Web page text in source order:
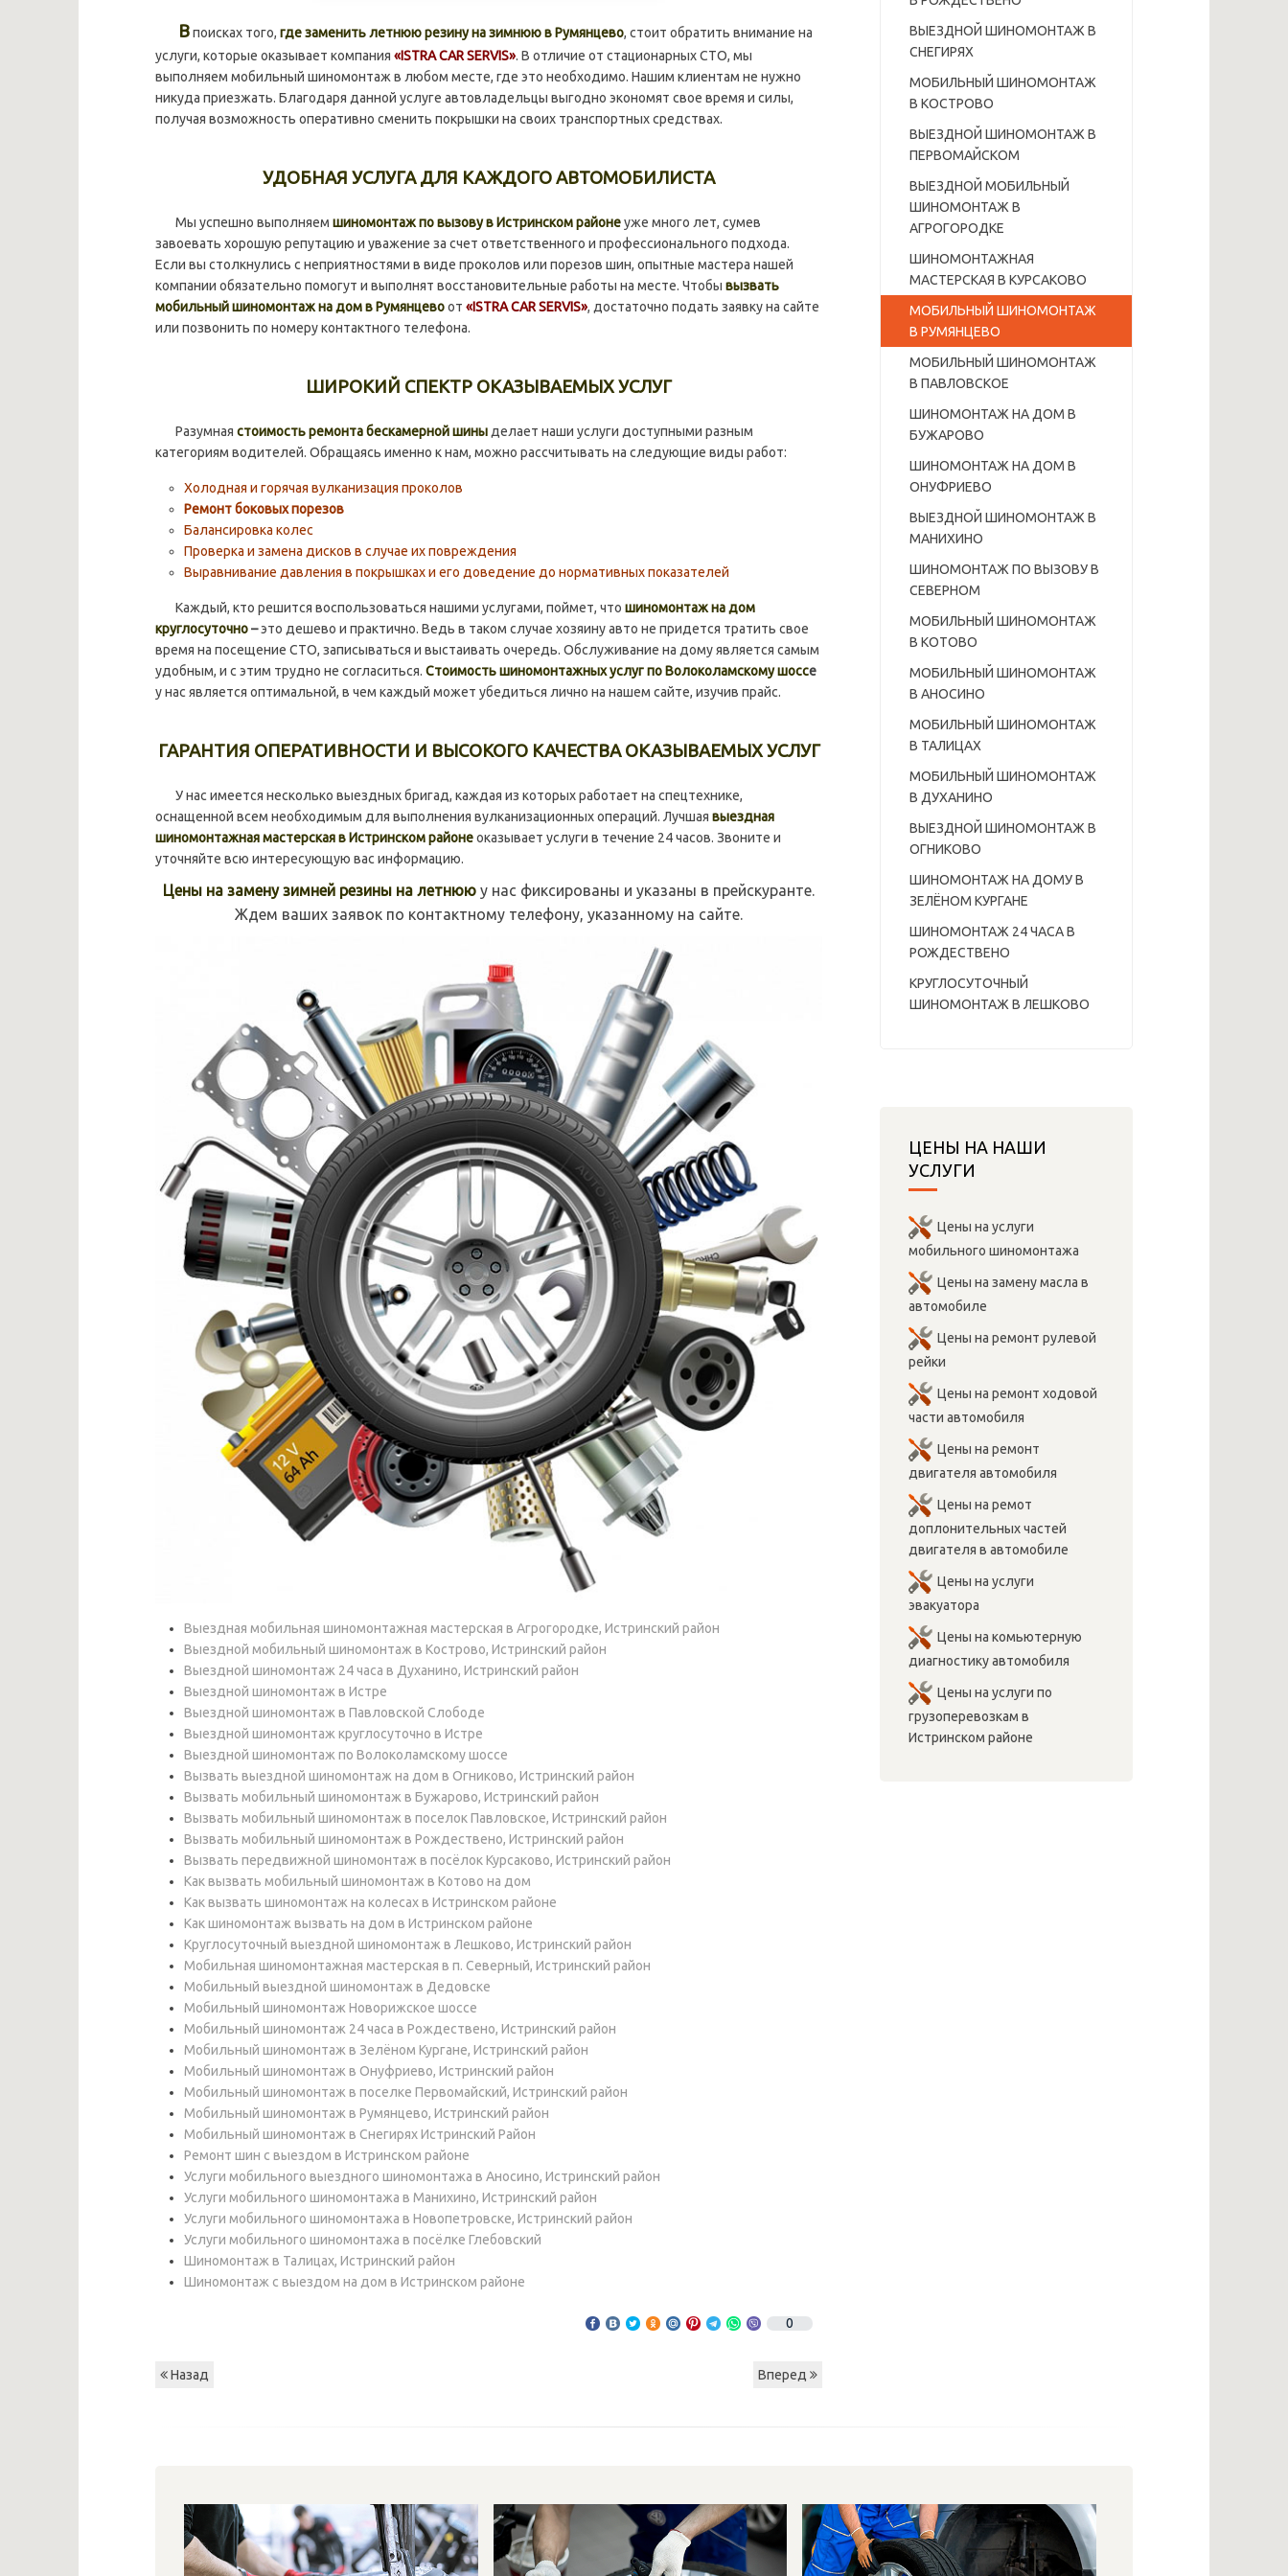
Впоисках того, где заменить летнюю резину на зимнюю в Румянцево, стоит обратить внимание на
услуги, которые оказывает компания «ISTRA CAR SERVIS». В отличие от стационарных СТО, мы
выполняем мобильный шиномонтаж в любом месте, где это необходимо. Нашим клиентам не нужно
никуда приезжать. Благодаря данной услуге автовладельцы выгодно экономят свое время и силы,
получая возможность оперативно сменить покрышки на своих транспортных средствах.
УДОБНАЯ УСЛУГА ДЛЯ КАЖДОГО АВТОМОБИЛИСТА
Мы успешно выполняем шиномонтаж по вызову в Истринском районеуже много лет, сумев
завоевать хорошую репутацию и уважение за счет ответственного и профессионального подхода.
Если вы столкнулись с неприятностями в виде проколов или порезов шин, опытные мастера нашей
компании обязательно помогут и выполнят восстановительные работы на месте. Чтобы вызвать
мобильный шиномонтаж на дом в Румянцевоот «ISTRA CAR SERVIS», достаточно подать заявку на сайте
или позвонить по номеру контактного телефона.
ШИРОКИЙ СПЕКТР ОКАЗЫВАЕМЫХ УСЛУГ
Разумная стоимость ремонта бескамерной шины делает наши услуги доступными разным
категориям водителей. Обращаясь именно к нам, можно рассчитывать на следующие виды работ:
Холодная и горячая вулканизация проколов
Ремонт боковых порезов
Балансировка колес
Проверка и замена дисков в случае их повреждения
Выравнивание давления в покрышках и его доведение до нормативных показателей
Каждый, кто решится воспользоваться нашими услугами, поймет, что шиномонтаж на дом
круглосуточно–это дешево и практично. Ведь в таком случае хозяину авто не придется тратить свое
время на посещение СТО, записываться и выстаивать очередь. Обслуживание на дому является самым
удобным, и с этим трудно не согласиться. Стоимость шиномонтажных услуг по Волоколамскому шоссе
у нас является оптимальной, в чем каждый может убедиться лично на нашем сайте, изучив прайс.
ГАРАНТИЯ ОПЕРАТИВНОСТИ И ВЫСОКОГО КАЧЕСТВА ОКАЗЫВАЕМЫХ УСЛУГ
У нас имеется несколько выездных бригад, каждая из которых работает на спецтехнике,
оснащенной всем необходимым для выполнения вулканизационных операций. Лучшая выездная
шиномонтажная мастерская в Истринском районеоказывает услуги в течение 24 часов. Звоните и
уточняйте всю интересующую вас информацию.
Цены на замену зимней резины на летнюю у нас фиксированы и указаны в прейскуранте.
Ждем ваших заявок по контактному телефону, указанному на сайте.
Выездная мобильная шиномонтажная мастерская в Агрогородке, Истринский район
Выездной мобильный шиномонтаж в Кострово, Истринский район
Выездной шиномонтаж 24 часа в Духанино, Истринский район
Выездной шиномонтаж в Истре
Выездной шиномонтаж в Павловской Слободе
Выездной шиномонтаж круглосуточно в Истре
Выездной шиномонтаж по Волоколамскому шоссе
Вызвать выездной шиномонтаж на дом в Огниково, Истринский район
Вызвать мобильный шиномонтаж в Бужарово, Истринский район
Вызвать мобильный шиномонтаж в поселок Павловское, Истринский район
Вызвать мобильный шиномонтаж в Рождествено, Истринский район
Вызвать передвижной шиномонтаж в посёлок Курсаково, Истринский район
Как вызвать мобильный шиномонтаж в Котово на дом
Как вызвать шиномонтаж на колесах в Истринском районе
Как шиномонтаж вызвать на дом в Истринском районе
Круглосуточный выездной шиномонтаж в Лешково, Истринский район
Мобильная шиномонтажная мастерская в п. Северный, Истринский район
Мобильный выездной шиномонтаж в Дедовске
Мобильный шиномонтаж Новорижское шоссе
Мобильный шиномонтаж 24 часа в Рождествено, Истринский район
Мобильный шиномонтаж в Зелёном Кургане, Истринский район
Мобильный шиномонтаж в Онуфриево, Истринский район
Мобильный шиномонтаж в поселке Первомайский, Истринский район
Мобильный шиномонтаж в Румянцево, Истринский район
Мобильный шиномонтаж в Снегирях Истринский Район
Ремонт шин с выездом в Истринском районе
Услуги мобильного выездного шиномонтажа в Аносино, Истринский район
Услуги мобильного шиномонтажа в Манихино, Истринский район
Услуги мобильного шиномонтажа в Новопетровске, Истринский район
Услуги мобильного шиномонтажа в посёлке Глебовский
Шиномонтаж в Талицах, Истринский район
Шиномонтаж с выездом на дом в Истринском районе
0
Назад Вперед
ВЫЕЗДНОЙ ШИНОМОНТАЖ В
СНЕГИРЯХ
МОБИЛЬНЫЙ ШИНОМОНТАЖ
В КОСТРОВО
ВЫЕЗДНОЙ ШИНОМОНТАЖ В
ПЕРВОМАЙСКОМ
ВЫЕЗДНОЙ МОБИЛЬНЫЙ
ШИНОМОНТАЖ В
АГРОГОРОДКЕ
ШИНОМОНТАЖНАЯ
МАСТЕРСКАЯ В КУРСАКОВО
МОБИЛЬНЫЙ ШИНОМОНТАЖ
В РУМЯНЦЕВО
МОБИЛЬНЫЙ ШИНОМОНТАЖ
В ПАВЛОВСКОЕ
ШИНОМОНТАЖ НА ДОМ В
БУЖАРОВО
ШИНОМОНТАЖ НА ДОМ В
ОНУФРИЕВО
ВЫЕЗДНОЙ ШИНОМОНТАЖ В
МАНИХИНО
ШИНОМОНТАЖ ПО ВЫЗОВУ В
СЕВЕРНОМ
МОБИЛЬНЫЙ ШИНОМОНТАЖ
В КОТОВО
МОБИЛЬНЫЙ ШИНОМОНТАЖ
В АНОСИНО
МОБИЛЬНЫЙ ШИНОМОНТАЖ
В ТАЛИЦАХ
МОБИЛЬНЫЙ ШИНОМОНТАЖ
В ДУХАНИНО
ВЫЕЗДНОЙ ШИНОМОНТАЖ В
ОГНИКОВО
ШИНОМОНТАЖ НА ДОМУ В
ЗЕЛЁНОМ КУРГАНЕ
ШИНОМОНТАЖ 24 ЧАСА В
РОЖДЕСТВЕНО
КРУГЛОСУТОЧНЫЙ
ШИНОМОНТАЖ В ЛЕШКОВО
ЦЕНЫ НА НАШИ
УСЛУГИ
Цены на услуги
мобильного шиномонтажа
Цены на замену масла в
автомобиле
Цены на ремонт рулевой
рейки
Цены на ремонт ходовой
части автомобиля
Цены на ремонт
двигателя автомобиля
Цены на ремот
доплонительных частей
двигателя в автомобиле
Цены на услуги
эвакуатора
Цены на комьютерную
диагностику автомобиля
Цены на услуги по
грузоперевозкам в
Истринском районе